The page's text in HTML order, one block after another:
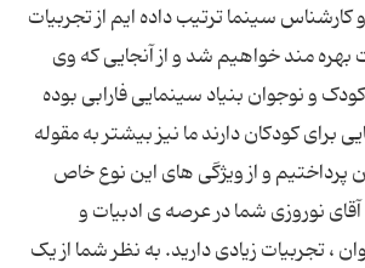
سینما ترتیب داده ایم از تجربیات
بهره مند خواهیم شد و از آنجایی که وی
و نوجوان بنیاد سینمایی فارابی بوده
برای کودکان دارند ما نیز بیشتر به مقوله
پرداختیم و از ویژگی های این نوع خاص
نوروزی شما در عرصه ی ادبیات و
، تجربیات زیادی دارید. به نظر شما از یک